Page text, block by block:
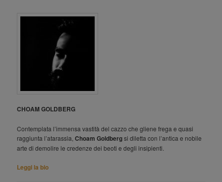
CHOAM GOLDBERG
Contemplata l’immensa vastità del cazzo che gliene frega e quasi
raggiunta l’atarassìa,Choam Goldbergsi diletta con l’antica e nobile
arte di demolire le credenze dei beoti e degli insipienti.
Leggi la bio